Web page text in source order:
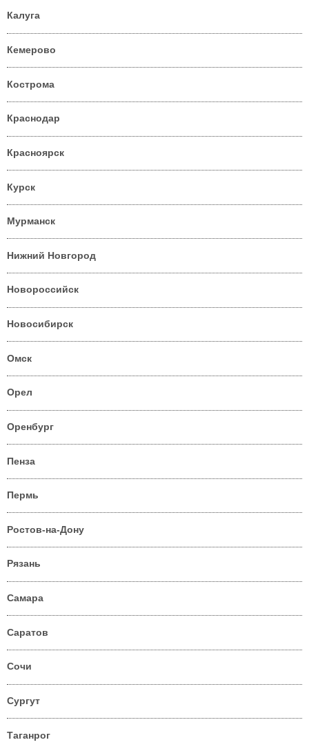
Калуга
Кемерово
Кострома
Краснодар
Красноярск
Курск
Мурманск
Нижний Новгород
Новороссийск
Новосибирск
Омск
Орел
Оренбург
Пенза
Пермь
Ростов-на-Дону
Рязань
Самара
Саратов
Сочи
Сургут
Таганрог